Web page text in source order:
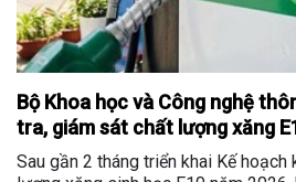
Bộ Khoa học và Công nghệ
tra, giám sát chất lượng xăng
Sau gần 2 tháng triển khai Kế